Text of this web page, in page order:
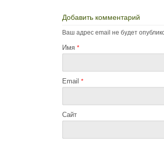
Добавить комментарий
Ваш адрес email не будет
Имя *
Email *
Сайт